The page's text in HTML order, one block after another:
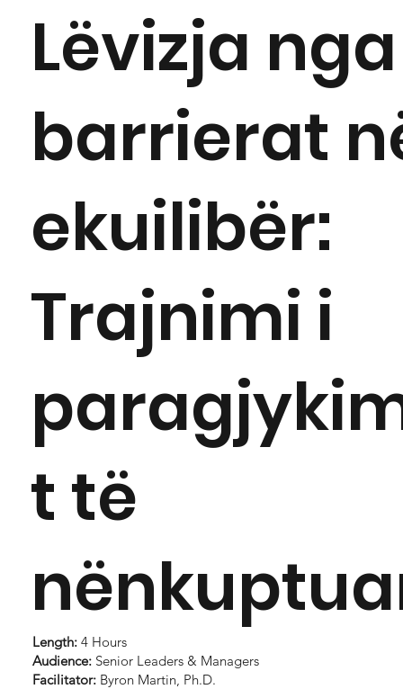
Length: 4 Hours
Audience:Senior Leaders & Managers
Facilitator: Byron Martin, Ph.D.
Lëvizja nga
barrierat
ekuilibër:
Trajnimi i
t të